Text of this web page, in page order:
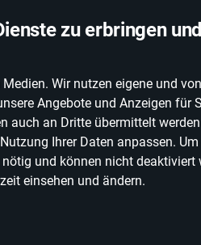
zu erbringen
Wir nutzen eigene und
Angebote und Anzeigen für
auch an Dritte übermittelt
Ihrer Daten anpassen.
und können nicht deaktiviert
einsehen und ändern.
ALKOHOLFREIE WEINE